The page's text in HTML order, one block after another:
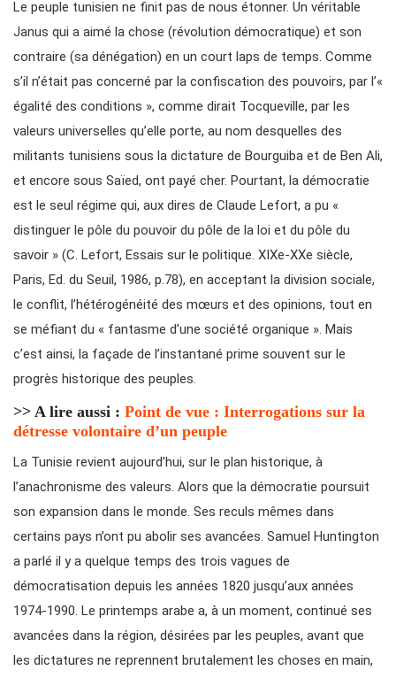
Le peuple tunisien ne finit pas de nous étonner. Un véritable
Janus qui a aimé la chose (révolution démocratique) et son
contraire (sa dénégation) en un court laps de temps. Comme
s’il n’était pas concerné par la confiscation des pouvoirs, par l’«
égalité des conditions », comme dirait Tocqueville, par les
valeurs universelles qu’elle porte, au nom desquelles des
militants tunisiens sous la dictature de Bourguiba et de Ben Ali,
et encore sous Saïed, ont payé cher. Pourtant, la démocratie
est le seul régime qui, aux dires de Claude Lefort, a pu «
distinguer le pôle du pouvoir du pôle de la loi et du pôle du
savoir » (C. Lefort, Essais sur le politique. XIXe-XXe siècle,
Paris, Ed. du Seuil, 1986, p.78), en acceptant la division sociale,
le conflit, l’hétérogénéité des mœurs et des opinions, tout en
se méfiant du « fantasme d’une société organique ». Mais
c’est ainsi, la façade de l’instantané prime souvent sur le
progrès historique des peuples.
>> A lire aussi : Point de vue : Interrogations sur la
détresse volontaire d’un peuple
La Tunisie revient aujourd’hui, sur le plan historique, à
l’anachronisme des valeurs. Alors que la démocratie poursuit
son expansion dans le monde. Ses reculs mêmes dans
certains pays n’ont pu abolir ses avancées. Samuel Huntington
a parlé il y a quelque temps des trois vagues de
démocratisation depuis les années 1820 jusqu’aux années
1974-1990. Le printemps arabe a, à un moment, continué ses
avancées dans la région, désirées par les peuples, avant que
les dictatures ne reprennent brutalement les choses en main,